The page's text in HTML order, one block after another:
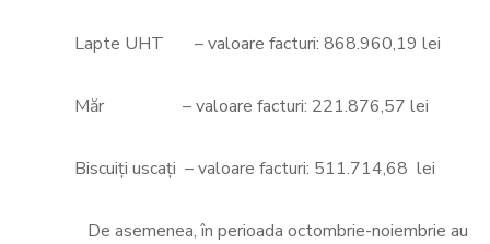
Lapte UHT – valoare facturi: 868.960,19 lei
Măr – valoare facturi: 221.876,57 lei
Biscuiți uscați – valoare facturi: 511.714,68 lei
​De asemenea, în perioada octombrie-noiembrie au